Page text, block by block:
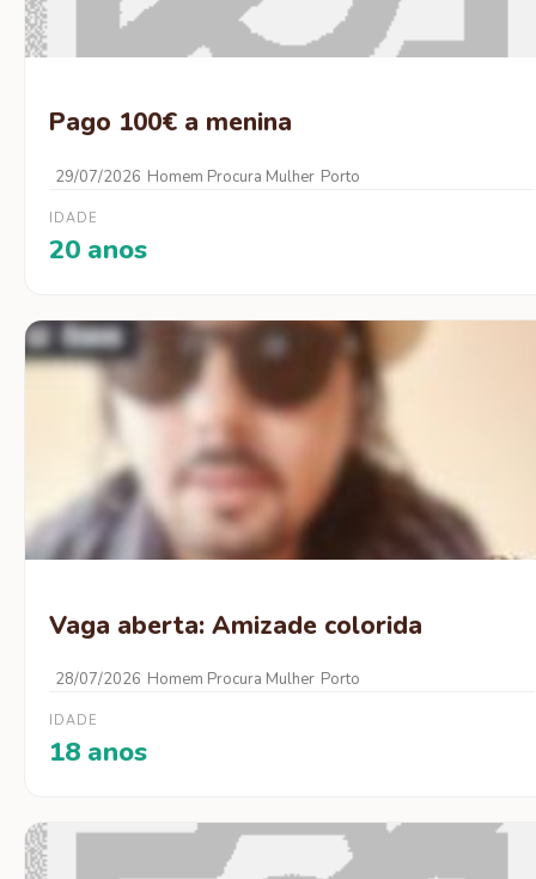
Pago 100€ a menina
29/07/2026 Homem Procura Mulher Porto
IDADE
20 anos
Vaga aberta: Amizade colorida
28/07/2026 Homem Procura Mulher Porto
IDADE
18 anos